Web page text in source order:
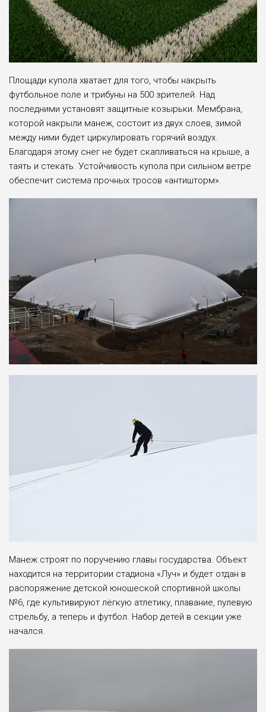
Площади купола хватает для того, чтобы накрыть
футбольное поле и трибуны на 500 зрителей. Над
последними установят защитные козырьки. Мембрана,
которой накрыли манеж, состоит из двух слоев, зимой
между ними будет циркулировать горячий воздух.
Благодаря этому снег не будет скапливаться на крыше, а
таять и стекать. Устойчивость купола при сильном ветре
обеспечит система прочных тросов «антишторм».
Манеж строят по поручению главы государства. Объект
находится на территории стадиона «Луч» и будет отдан в
распоряжение детской юношеской спортивной школы
№6, где культивируют лёгкую атлетику, плавание, пулевую
стрельбу, а теперь и футбол. Набор детей в секции уже
начался.